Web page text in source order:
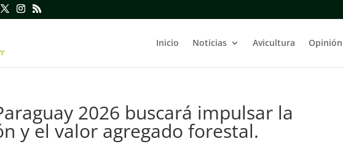
Inicio Noticias Avicultura Opinión
2026 buscará impulsar la
y el valor agregado forestal.